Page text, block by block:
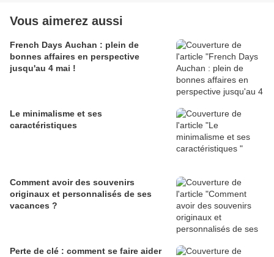
Vous aimerez aussi
French Days Auchan : plein de
bonnes affaires en perspective
jusqu'au 4 mai !
Le minimalisme et ses
caractéristiques
Comment avoir des souvenirs
originaux et personnalisés de ses
vacances ?
Perte de clé : comment se faire aider